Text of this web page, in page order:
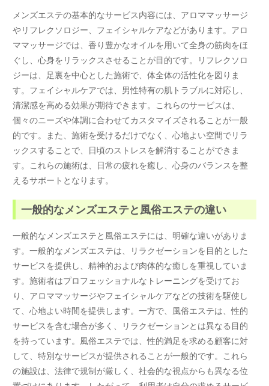
メンズエステの基本的なサービス内容には、アロママッサージ
やリフレクソロジー、フェイシャルケアなどがあります。アロ
ママッサージでは、香り豊かなオイルを用いて全身の筋肉をほ
ぐし、心身をリラックスさせることが目的です。リフレクソロ
ジーは、足裏を中心とした施術で、体全体の活性化を図りま
す。フェイシャルケアでは、男性特有の肌トラブルに対応し、
清潔感を高める効果が期待できます。これらのサービスは、
個々のニーズや体調に合わせてカスタマイズされることが一般
的です。また、施術を受けるだけでなく、心地よい空間でリラ
ックスすることで、日頃のストレスを解消することができま
す。これらの施術は、日常の疲れを癒し、心身のバランスを整
えるサポートとなります。
一般的なメンズエステと風俗エステの違い
一般的なメンズエステと風俗エステには、明確な違いがありま
す。一般的なメンズエステは、リラクゼーションを目的とした
サービスを提供し、精神的および肉体的な癒しを重視していま
す。施術者はプロフェッショナルなトレーニングを受けてお
り、アロママッサージやフェイシャルケアなどの技術を駆使し
て、心地よい時間を提供します。一方で、風俗エステは、性的
サービスを含む場合が多く、リラクゼーションとは異なる目的
を持っています。風俗エステでは、性的満足を求める顧客に対
して、特別なサービスが提供されることが一般的です。これら
の施設は、法律で規制が厳しく、社会的な視点からも異なる位